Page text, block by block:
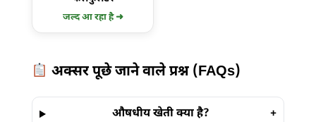
जल्द आ रहा है ➜
अक्सर पूछे जाने वाले प्रश्न (FAQs)
औषधीय खेती क्या है? +